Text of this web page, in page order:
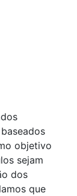
objetivo
sejam
dos
que